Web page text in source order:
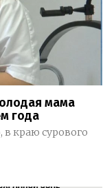
мама
года